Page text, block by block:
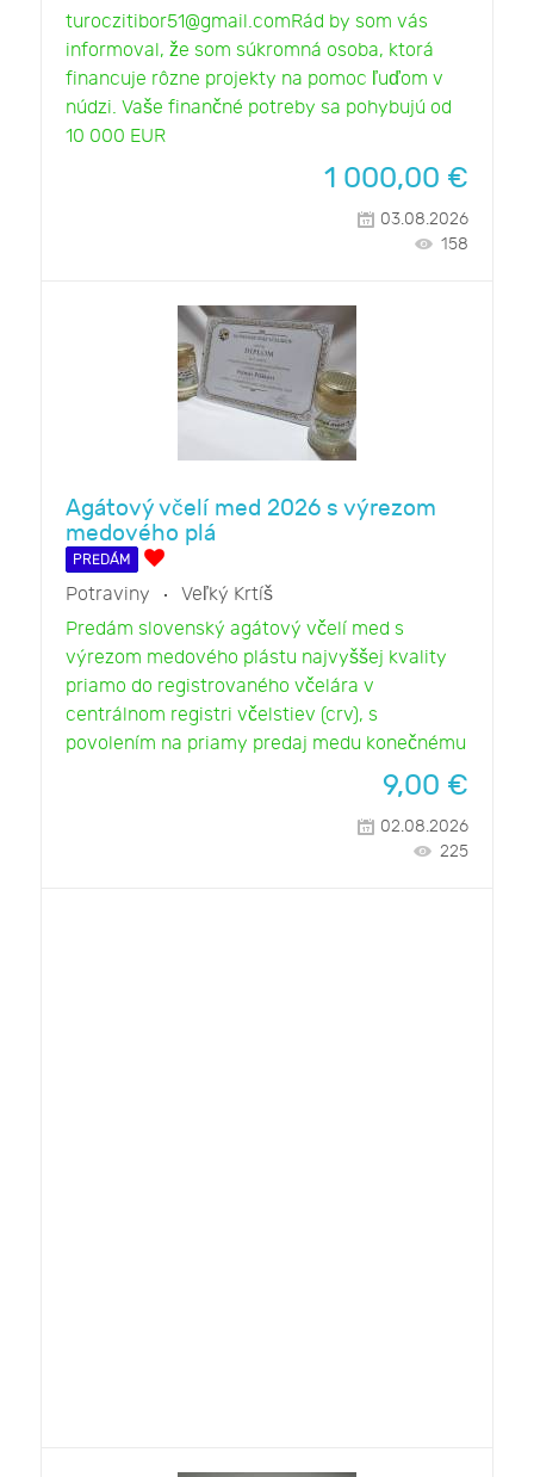
turoczitibor51@gmail.comRád by som vás
informoval, že som súkromná osoba, ktorá
financuje rôzne projekty na pomoc ľuďom v
núdzi. Vaše finančné potreby sa pohybujú od
10 000 EUR
1 000,00 €
03.08.2026
158
Agátový včelí med 2026 s výrezom
medového plá
PREDÁM
Potraviny
Veľký Krtíš
Predám slovenský agátový včelí med s
výrezom medového plástu najvyššej kvality
priamo do registrovaného včelára v
centrálnom registri včelstiev (crv), s
povolením na priamy predaj medu konečnému
9,00 €
02.08.2026
225